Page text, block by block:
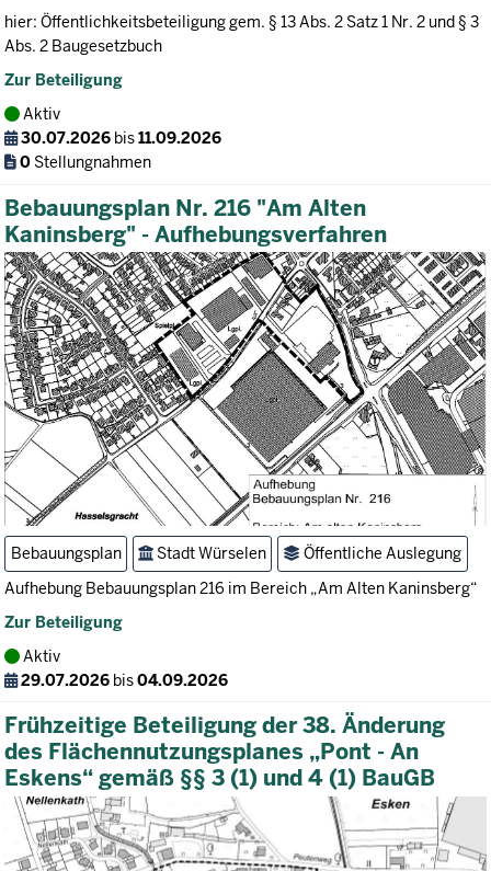
hier: Öffentlichkeitsbeteiligung gem. § 13 Abs. 2 Satz 1 Nr. 2 und § 3
Abs. 2 Baugesetzbuch
Zur Beteiligung
Aktiv
30.07.2026 bis11.09.2026
0 Stellungnahmen
Bebauungsplan Nr. 216 "Am Alten
Kaninsberg" - Aufhebungsverfahren
Bebauungsplan Stadt Würselen
Öffentliche Auslegung
Aufhebung Bebauungsplan 216 im Bereich „Am Alten Kaninsberg“
Zur Beteiligung
Aktiv
29.07.2026 bis04.09.2026
Frühzeitige Beteiligung der 38. Änderung
des Flächennutzungsplanes „Pont - An
Eskens“ gemäß §§ 3 (1) und 4 (1) BauGB